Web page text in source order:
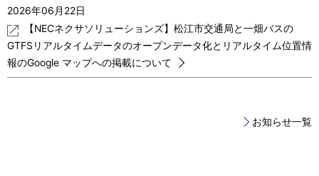
2026年06月22日
【NECネクサソリューションズ】松江市交通局と一畑バスの
GTFSリアルタイムデータのオープンデータ化とリアルタイム位置情
報のGoogle マップへの掲載について
お知らせ一覧